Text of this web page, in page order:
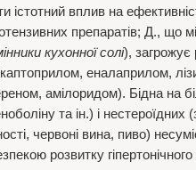
вплив на
препаратів; Д., що
кухонної солі), загрожує
(каптоприлом, еналаприлом,
амілоридом). Бідна на
та ін.) і нестероїдних
червоні вина, пиво)
розвитку